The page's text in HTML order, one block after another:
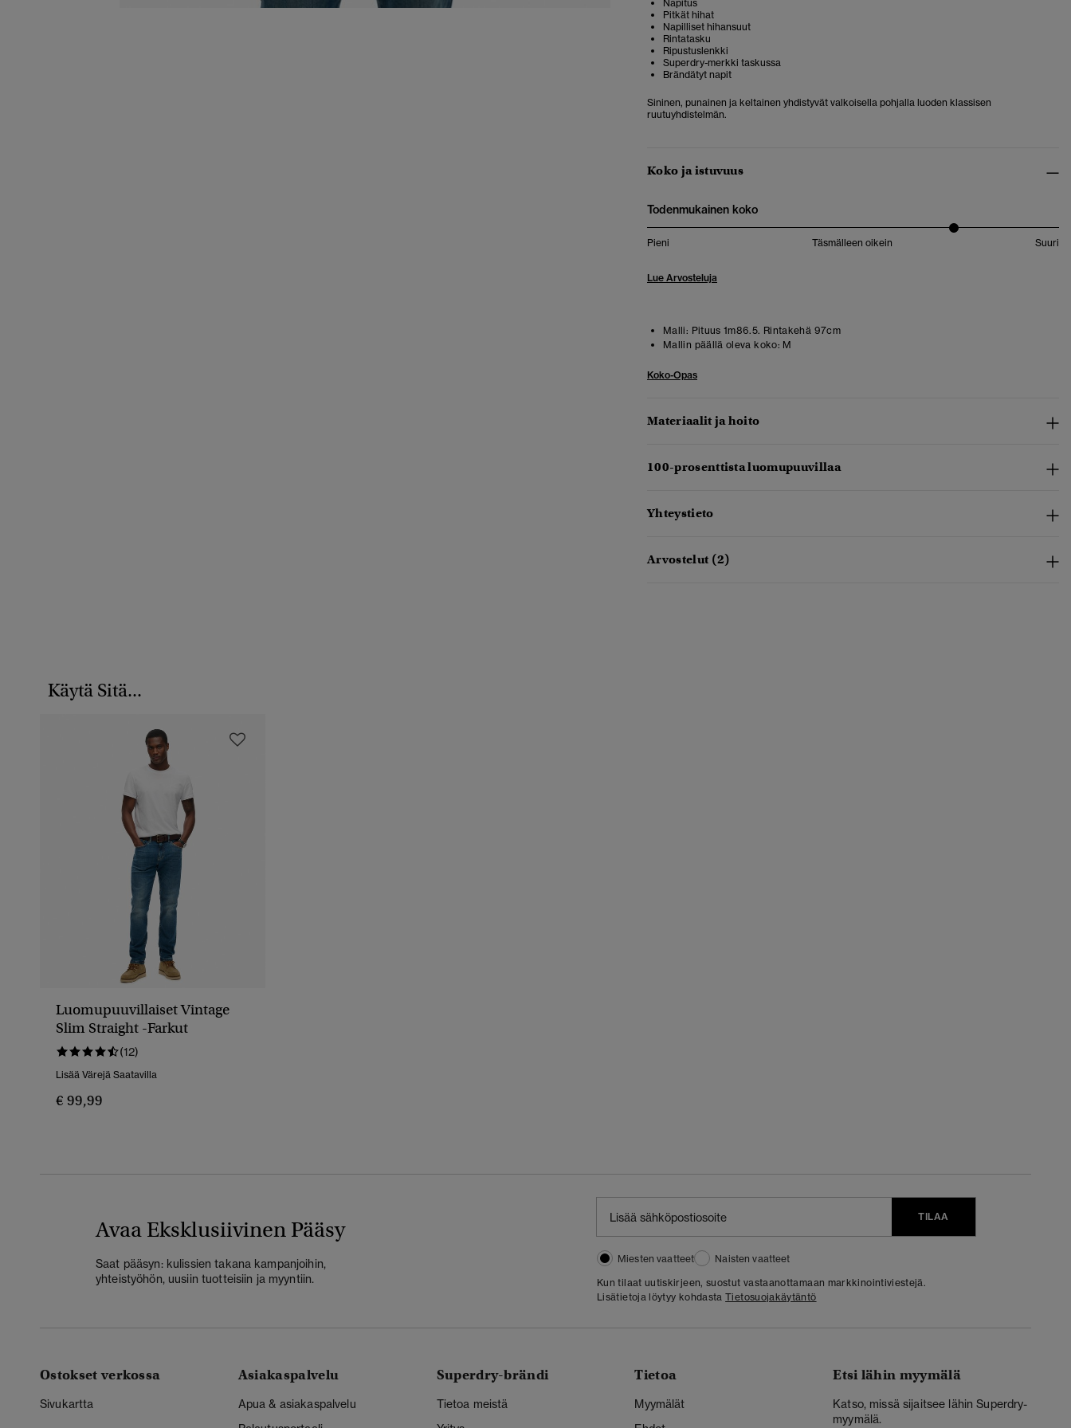
Napitus
Pitkät hihat
Napilliset hihansuut
Rintatasku
Ripustuslenkki
Superdry-merkki taskussa
Brändätyt napit
Sininen, punainen ja keltainen yhdistyvät valkoisella pohjalla luoden klassisen
ruutuyhdistelmän.
Koko ja istuvuus
Todenmukainen koko
Pieni Täsmälleen oikein Suuri
Lue Arvosteluja
Malli: Pituus 1m86.5. Rintakehä 97cm
Mallin päällä oleva koko: M
Koko-Opas
Materiaalit ja hoito
100-prosenttista luomupuuvillaa
Yhteystieto
Arvostelut (2)
Käytä Sitä...
Luomupuuvillaiset Vintage
Slim Straight -farkut
(12)
Lisää Värejä Saatavilla
€ 99,99
Avaa Eksklusiivinen Pääsy
Saat pääsyn: kulissien takana kampanjoihin,
yhteistyöhön, uusiin tuotteisiin ja myyntiin.
TILAA
Miesten vaatteet
Naisten vaatteet
Kun tilaat uutiskirjeen, suostut vastaanottamaan markkinointiviestejä.
Lisätietoja löytyy kohdastaTietosuojakäytäntö
Ostokset verkossa
Sivukartta
Asiakaspalvelu
Apua & asiakaspalvelu
Superdry-brändi
Tietoa meistä
Tietoa
Myymälät
Etsi lähin myymälä
Katso, missä sijaitsee lähin Superdry-
myymälä.